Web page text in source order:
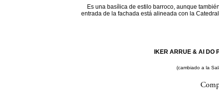
Es una basílica de estilo barroco, aunque
entrada de la fachada está alineada con la
IKER ARRUE & AI DO
(cambiado a la